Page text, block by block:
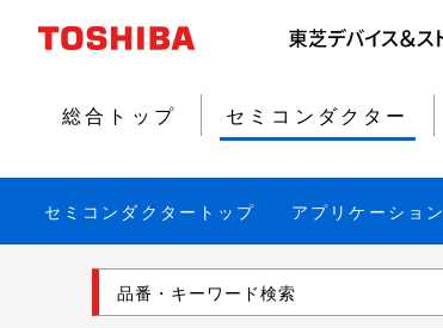
総合トップ セミコンダクター
セミコンダクタートップ アプリケーション
品番・キーワード検索